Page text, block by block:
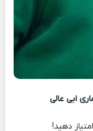
ابی عالی
دهید!